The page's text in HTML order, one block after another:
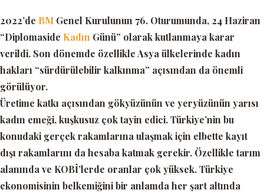
2022’de BM Genel Kurulunun 76. Oturumunda, 24 Haziran
“Diplomaside Kadın Günü” olarak kutlanmaya karar
verildi. Son dönemde özellikle Asya ülkelerinde kadın
hakları “sürdürülebilir kalkınma” açısından da önemli
görülüyor.
Üretime katkı açısından gökyüzünün ve yeryüzünün yarısı
kadın emeği, kuşkusuz çok tayin edici. Türkiye’nin bu
konudaki gerçek rakamlarına ulaşmak için elbette kayıt
dışı rakamlarını da hesaba katmak gerekir. Özellikle tarım
alanında ve KOBİ’lerde oranlar çok yüksek. Türkiye
ekonomisinin belkemiğini bir anlamda her şart altında